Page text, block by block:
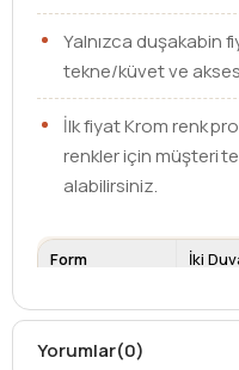
Yalnızca duşakabin
tekne/küvet ve
İlk fiyat Krom renk
renkler için müşteri
alabilirsiniz.
Form
İki
Cam Kalınlığı
Yorumlar(0)